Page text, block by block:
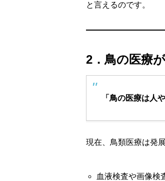
と言えるのです。
2．鳥の医療
「鳥の医療は人
現在、鳥類医療は発
血液検査や画像検